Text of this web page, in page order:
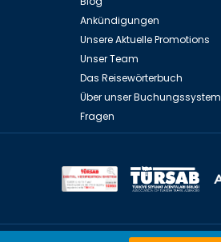
Ankündigungen
Unsere Aktuelle Promotions
Unser Team
Das Reisewörterbuch
Über unser Buchungssystem
Fragen